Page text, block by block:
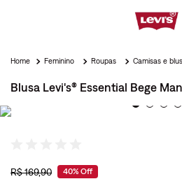
Feminino Roupas Camisas e
Blusa Levi's® Essential Bege
R$169,90 40% Off